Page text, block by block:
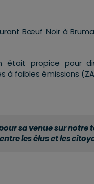
Bœuf Noir à
était propice pour
à faibles émissions
sa venue sur notre
les élus et les